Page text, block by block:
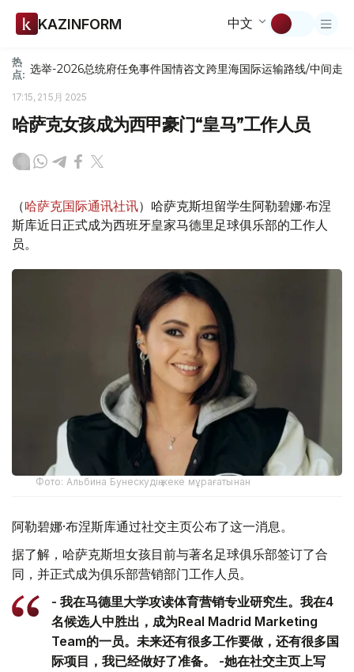
KAZINFORM 中文
热
点: 选举-2026总统府任免事件国情咨文跨里海国际运输路线/中间走廊
17:15, 21 5月 2025
哈萨克女孩成为西甲豪门“皇马”工作人员
（哈萨克国际通讯社讯）哈萨克斯坦留学生阿勒碧娜·布涅
斯库近日正式成为西班牙皇家马德里足球俱乐部的工作人
员。
Фото: Альбина Бунескудің жеке мұрағатынан
阿勒碧娜·布涅斯库通过社交主页公布了这一消息。
据了解，哈萨克斯坦女孩目前与著名足球俱乐部签订了合
同，并正式成为俱乐部营销部门工作人员。
- 我在马德里大学攻读体育营销专业研究生。我在4
名候选人中胜出，成为Real Madrid Marketing
Team的一员。未来还有很多工作要做，还有很多国
际项目，我已经做好了准备。 -她在社交主页上写